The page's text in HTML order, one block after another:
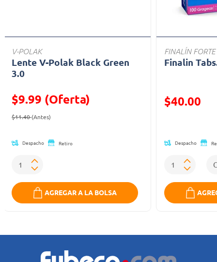
V-POLAK
Lente V-Polak Black Green
3.0
$9.99 (Oferta)
Precio reducido de
$11.40(Antes)
Despacho Retiro
AGREGAR A LA BOLSA
FINALÍN FORTE
Finalin
Precio
$40.00
Despacho